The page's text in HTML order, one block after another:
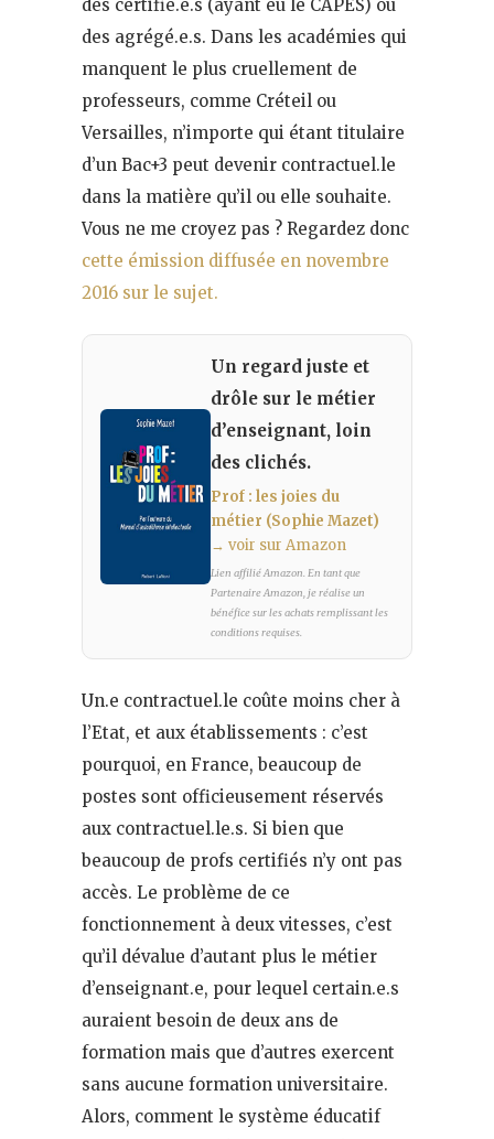
des certifié.e.s (ayant eu le CAPES) ou
des agrégé.e.s. Dans les académies qui
manquent le plus cruellement de
professeurs, comme Créteil ou
Versailles, n’importe qui étant titulaire
d’un Bac+3 peut devenir contractuel.le
dans la matière qu’il ou elle souhaite.
Vous ne me croyez pas ? Regardez donc
cette émission diffusée en novembre
2016 sur le sujet.
Un regard juste et
drôle sur le métier
d’enseignant, loin
des clichés.
Prof : les joies du
métier (Sophie Mazet)
→ voir sur Amazon
Lien affilié Amazon. En tant que
Partenaire Amazon, je réalise un
bénéfice sur les achats remplissant les
conditions requises.
Un.e contractuel.le coûte moins cher à
l’Etat, et aux établissements : c’est
pourquoi, en France, beaucoup de
postes sont officieusement réservés
aux contractuel.le.s. Si bien que
beaucoup de profs certifiés n’y ont pas
accès. Le problème de ce
fonctionnement à deux vitesses, c’est
qu’il dévalue d’autant plus le métier
d’enseignant.e, pour lequel certain.e.s
auraient besoin de deux ans de
formation mais que d’autres exercent
sans aucune formation universitaire.
Alors, comment le système éducatif